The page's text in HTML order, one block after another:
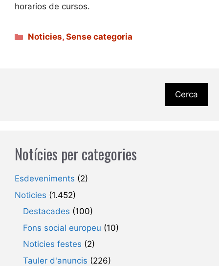
horarios de cursos.
Categories
Noticies,Sense categoria
Cerca
Notícies per categories
Esdeveniments (2)
Noticies (1.452)
Destacades (100)
Fons social europeu (10)
Noticies festes (2)
Tauler d'anuncis (226)